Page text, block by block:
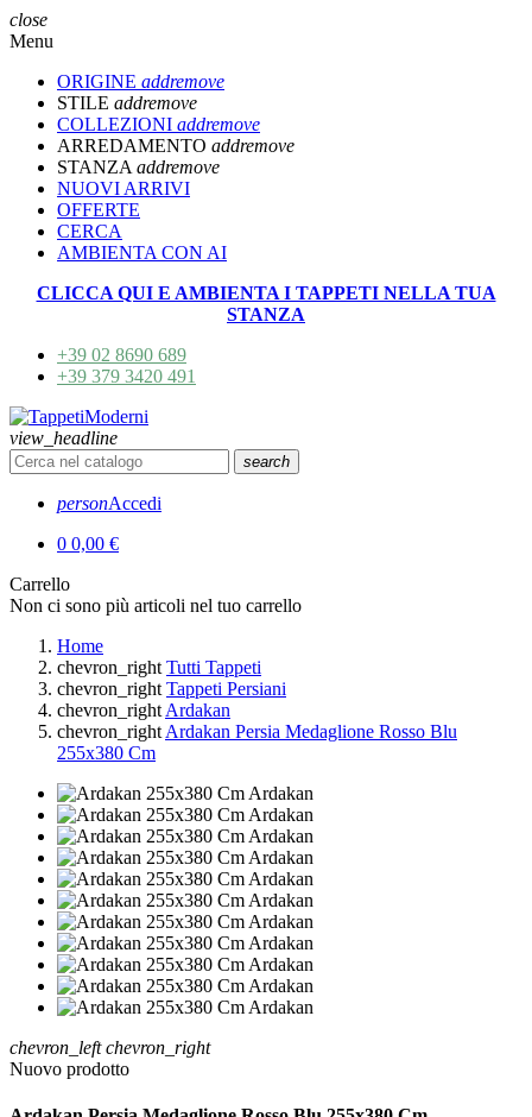
close
Menu
ORIGINE addremove
STILE addremove
COLLEZIONI addremove
ARREDAMENTO addremove
STANZA addremove
NUOVI ARRIVI
OFFERTE
CERCA
AMBIENTA CON AI
CLICCA QUI E AMBIENTA I TAPPETI NELLA TUA
STANZA
+39 02 8690 689
+39 379 3420 491
view_headline
search
personAccedi
0 0,00 €
Carrello
Non ci sono più articoli nel tuo carrello
Home
chevron_right Tutti Tappeti
chevron_right Tappeti Persiani
chevron_right Ardakan
chevron_right Ardakan Persia Medaglione Rosso Blu
255x380 Cm
chevron_left chevron_right
Nuovo prodotto